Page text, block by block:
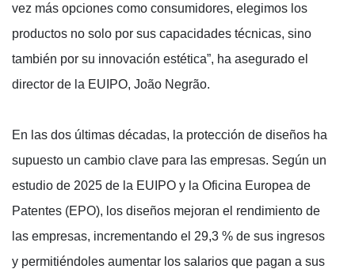
vez más opciones como consumidores, elegimos los
productos no solo por sus capacidades técnicas, sino
también por su innovación estética”, ha asegurado el
director de la EUIPO, João Negrão.
En las dos últimas décadas, la protección de diseños ha
supuesto un cambio clave para las empresas. Según un
estudio de 2025 de la EUIPO y la Oficina Europea de
Patentes (EPO), los diseños mejoran el rendimiento de
las empresas, incrementando el 29,3 % de sus ingresos
y permitiéndoles aumentar los salarios que pagan a sus